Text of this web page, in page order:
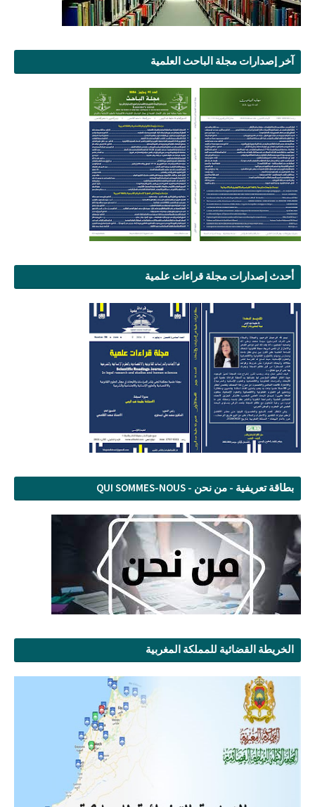
آخر إصدارات مجلة الباحث العلمية
أحدث إصدارات مجلة قراءات علمية
بطاقة تعريفية - من نحن - QUI SOMMES-NOUS
الخريطة القضائية للمملكة المغربية